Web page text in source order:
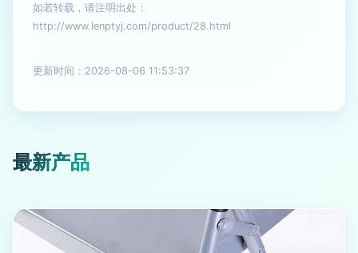
如若转载，请注明出处：
http://www.lenptyj.com/product/28.html
更新时间：2026-08-06 11:53:37
最新产品